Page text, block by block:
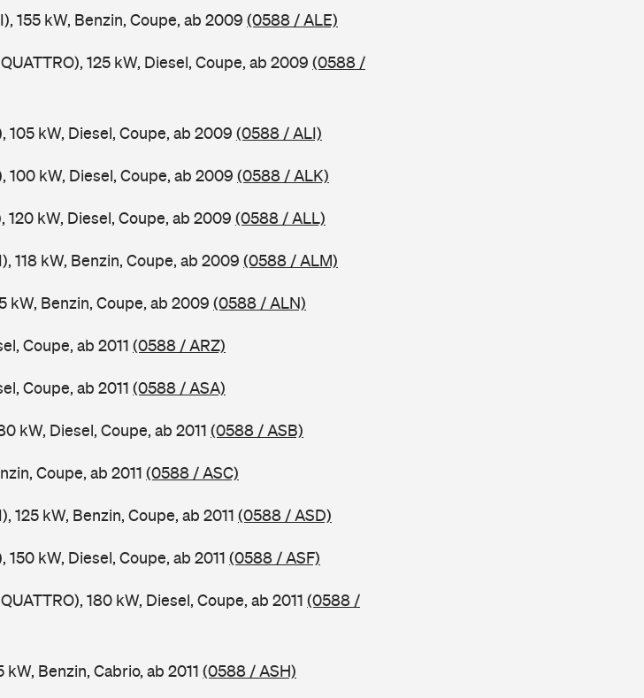
155 kW, Benzin, Coupe, ab 2009 (0588 / ALE)
125 kW, Diesel, Coupe, ab 2009 (0588 /
105 kW, Diesel, Coupe, ab 2009 (0588 / ALI)
100 kW, Diesel, Coupe, ab 2009 (0588 / ALK)
120 kW, Diesel, Coupe, ab 2009 (0588 / ALL)
118 kW, Benzin, Coupe, ab 2009 (0588 / ALM)
kW, Benzin, Coupe, ab 2009 (0588 / ALN)
Coupe, ab 2011 (0588 / ARZ)
Coupe, ab 2011 (0588 / ASA)
kW, Diesel, Coupe, ab 2011 (0588 / ASB)
Coupe, ab 2011 (0588 / ASC)
125 kW, Benzin, Coupe, ab 2011 (0588 / ASD)
kW, Diesel, Coupe, ab 2011 (0588 / ASF)
180 kW, Diesel, Coupe, ab 2011 (0588 /
kW, Benzin, Cabrio, ab 2011 (0588 / ASH)